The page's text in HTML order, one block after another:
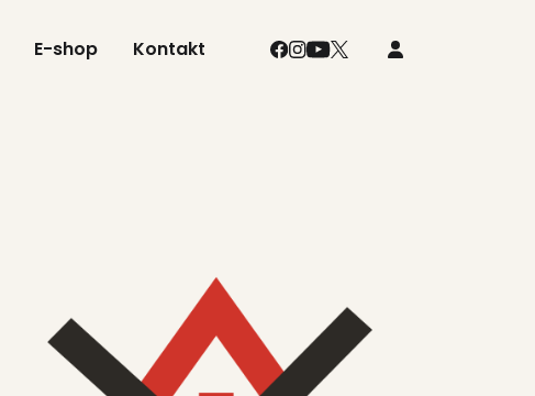
E-shop Kontakt